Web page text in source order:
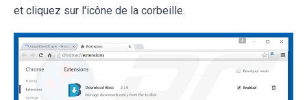
et cliquez sur l'icône de la corbeille.